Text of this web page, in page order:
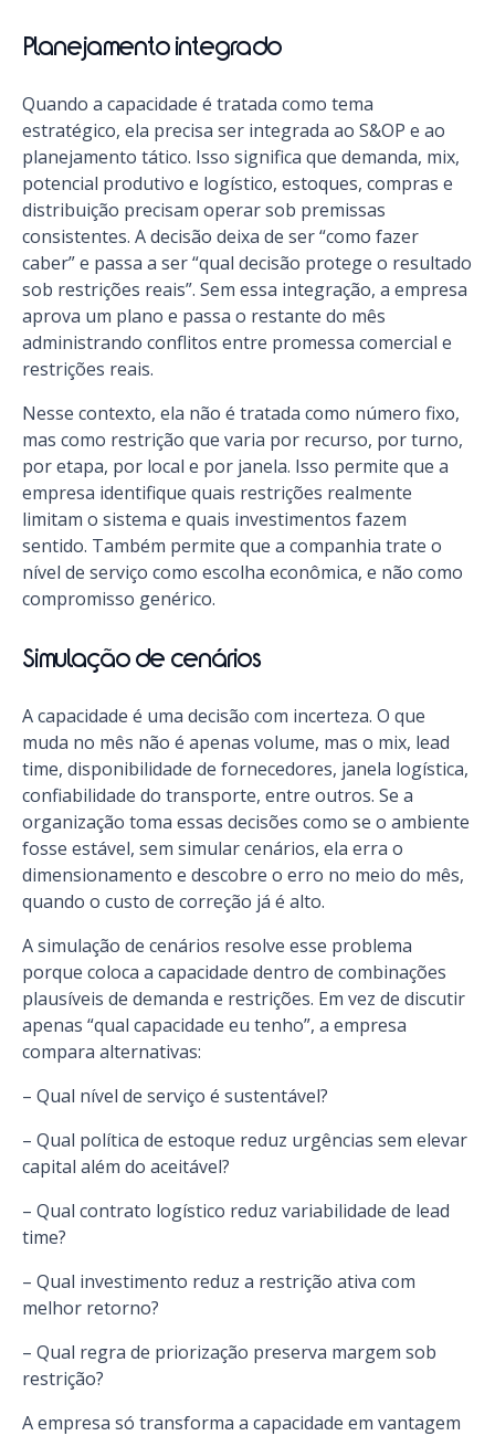
Planejamento integrado
Quando a capacidade é tratada como tema
estratégico, ela precisa ser integrada ao S&OP e ao
planejamento tático. Isso significa que demanda, mix,
potencial produtivo e logístico, estoques, compras e
distribuição precisam operar sob premissas
consistentes. A decisão deixa de ser “como fazer
caber” e passa a ser “qual decisão protege o resultado
sob restrições reais”. Sem essa integração, a empresa
aprova um plano e passa o restante do mês
administrando conflitos entre promessa comercial e
restrições reais.
Nesse contexto, ela não é tratada como número fixo,
mas como restrição que varia por recurso, por turno,
por etapa, por local e por janela. Isso permite que a
empresa identifique quais restrições realmente
limitam o sistema e quais investimentos fazem
sentido. Também permite que a companhia trate o
nível de serviço como escolha econômica, e não como
compromisso genérico.
Simulação de cenários
A capacidade é uma decisão com incerteza. O que
muda no mês não é apenas volume, mas o mix, lead
time, disponibilidade de fornecedores, janela logística,
confiabilidade do transporte, entre outros. Se a
organização toma essas decisões como se o ambiente
fosse estável, sem simular cenários, ela erra o
dimensionamento e descobre o erro no meio do mês,
quando o custo de correção já é alto.
A simulação de cenários resolve esse problema
porque coloca a capacidade dentro de combinações
plausíveis de demanda e restrições. Em vez de discutir
apenas “qual capacidade eu tenho”, a empresa
compara alternativas:
– Qual nível de serviço é sustentável?
– Qual política de estoque reduz urgências sem elevar
capital além do aceitável?
– Qual contrato logístico reduz variabilidade de lead
time?
– Qual investimento reduz a restrição ativa com
melhor retorno?
– Qual regra de priorização preserva margem sob
restrição?
A empresa só transforma a capacidade em vantagem